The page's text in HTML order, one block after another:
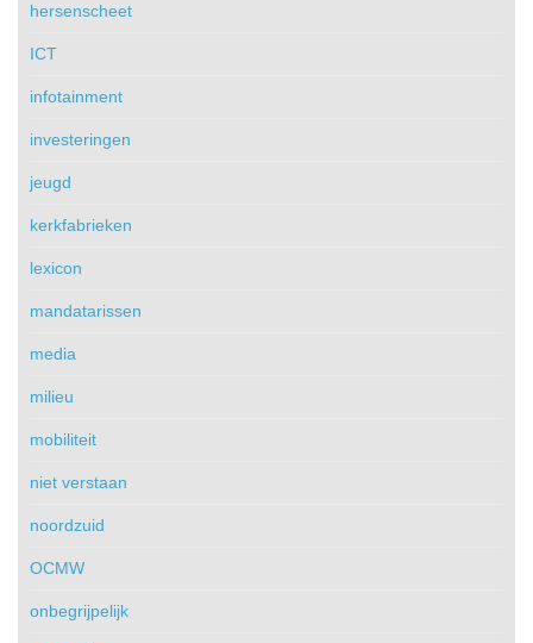
hersenscheet
ICT
infotainment
investeringen
jeugd
kerkfabrieken
lexicon
mandatarissen
media
milieu
mobiliteit
niet verstaan
noordzuid
OCMW
onbegrijpelijk